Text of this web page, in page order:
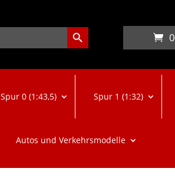
Search Button
Spur 0 (1:43,5) Spur 1 (1:32)
Autos und Verkehrsmodelle